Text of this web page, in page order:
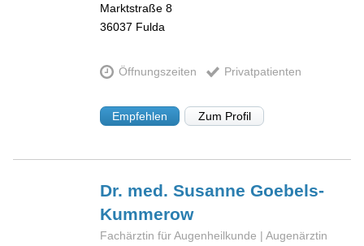
Marktstraße 8
36037 Fulda
Öffnungszeiten Privatpatienten
Empfehlen Zum Profil
Dr. med. SusanneGoebels-
Kummerow
Fachärztin für Augenheilkunde | Augenärztin